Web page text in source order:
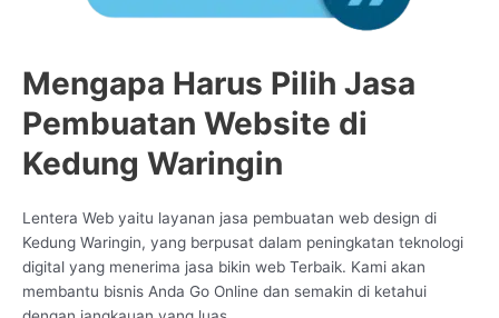
Mengapa Harus Pilih Jasa
Pembuatan Website di
Kedung Waringin
Lentera Web yaitu layanan jasa pembuatan web design di
Kedung Waringin, yang berpusat dalam peningkatan teknologi
digital yang menerima jasa bikin web Terbaik. Kami akan
membantu bisnis Anda Go Online dan semakin di ketahui